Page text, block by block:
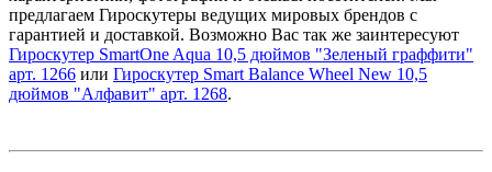
предлагаем Гироскутеры ведущих мировых брендов с
гарантией и доставкой. Возможно Вас так же заинтересуют
Гироскутер SmartOne Aqua 10,5 дюймов "Зеленый граффити"
арт. 1266 или Гироскутер Smart Balance Wheel New 10,5
дюймов "Алфавит" арт. 1268.